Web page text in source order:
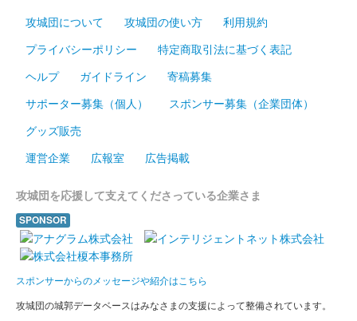
佐柿国吉城 御城印 開館15周年記念限定版
配布終了
若狭国吉城歴史資料館15周年を記念して作成された御城印。入館
国吉城 御城印
若狭国吉城歴史資料館15周年を記念して作成された御城印。入館
者先着100名に配布された。
佐柿国吉城 御城朱印
販売終了
攻城団について 攻城団の使い方
利用規約
プライバシーポリシー
特定商取引法に基づく表記
ヘルプ
ガイドライン
寄稿募集
サポーター募集（個人）
スポンサー募集（企業団体）
グッズ販売
運営企業
広報室 広告掲載
攻城団を応援して支えてくださっている企業さま
SPONSOR
スポンサーからのメッセージや紹介はこちら
攻城団の城郭データベースはみなさまの支援によって整備されています。